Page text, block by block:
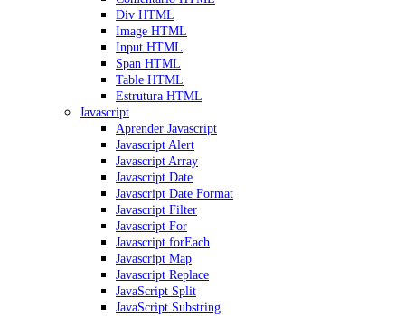
Div HTML
Image HTML
Input HTML
Span HTML
Table HTML
Estrutura HTML
Javascript
Aprender Javascript
Javascript Alert
Javascript Array
Javascript Date
Javascript Date Format
Javascript Filter
Javascript For
Javascript forEach
Javascript Map
Javascript Replace
JavaScript Split
JavaScript Substring